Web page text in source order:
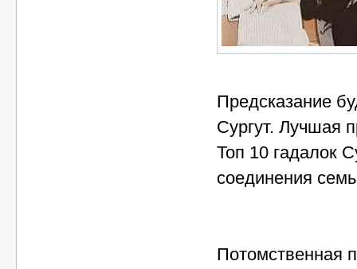
Предсказание
Сургут. Лучшая
Топ 10 гадалок
соединения
Потомственная